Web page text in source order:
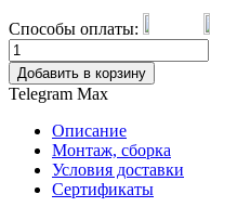
Способы оплаты:
Добавить в корзину
Telegram Max
Описание
Монтаж, сборка
Условия доставки
Сертификаты